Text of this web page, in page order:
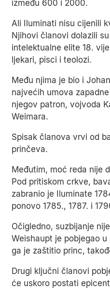
između 600 i 2000.
Ali Iluminati nisu cijenili
Njihovi članovi dolazili
intelektualne elite 18.
ljekari, pisci i teolozi.
Među njima je bio i
najvećih umova
njegov patron, vojvoda
Weimara.
Spisak članova vrvi od
prinčeva.
Međutim, moć reda nije
Pod pritiskom crkve,
zabranio je Iluminate
ponovo 1785., 1787. i
Očigledno, suzbijanje
Weishaupt je pobjegao
ga je zaštitio princ,
Drugi ključni članovi
će uskoro postati